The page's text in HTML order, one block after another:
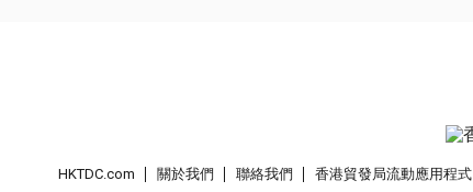
HKTDC.com 關於我們 聯絡我們 香港貿發局流動應用程式